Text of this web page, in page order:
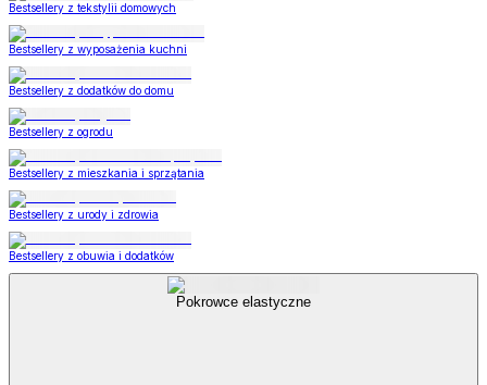
Bestsellery z tekstylii domowych
Bestsellery z wyposażenia kuchni
Bestsellery z dodatków do domu
Bestsellery z ogrodu
Bestsellery z mieszkania i sprzątania
Bestsellery z urody i zdrowia
Bestsellery z obuwia i dodatków
Pokrowce elastyczne